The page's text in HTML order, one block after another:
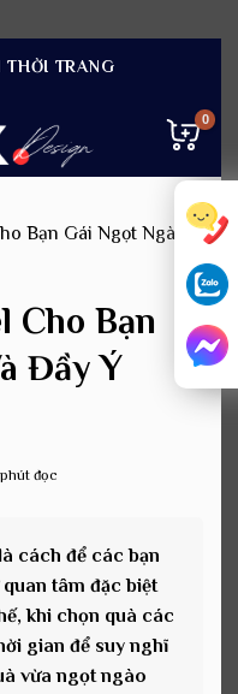
THỜI TRANG
Bạn Gái Ngọt Ngào
Cho Bạn
Đầy Ý
đọc
cách để các bạn
tâm đặc biệt
khi chọn quà các
gian để suy nghĩ
vừa ngọt ngào